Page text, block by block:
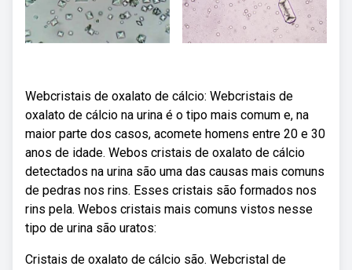
Webcristais de oxalato de cálcio: Webcristais de
oxalato de cálcio na urina é o tipo mais comum e, na
maior parte dos casos, acomete homens entre 20 e 30
anos de idade. Webos cristais de oxalato de cálcio
detectados na urina são uma das causas mais comuns
de pedras nos rins. Esses cristais são formados nos
rins pela. Webos cristais mais comuns vistos nesse
tipo de urina são uratos:
Cristais de oxalato de cálcio são. Webcristal de